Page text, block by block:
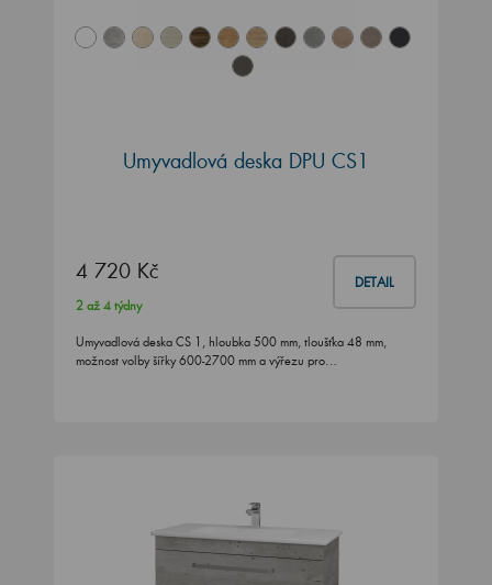
Umyvadlová deska DPU CS1
4 720 Kč DETAIL
2 až 4 týdny
Umyvadlová deska CS 1, hloubka 500 mm, tloušťka 48 mm,
možnost volby šířky 600-2700 mm a výřezu pro…